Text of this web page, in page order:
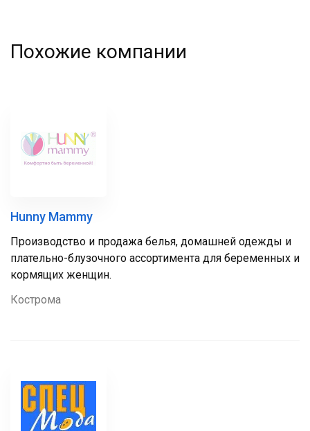
Похожие компании
Hunny Mammy
Производство и продажа белья, домашней одежды и
плательно-блузочного ассортимента для беременных и
кормящих женщин.
Кострома